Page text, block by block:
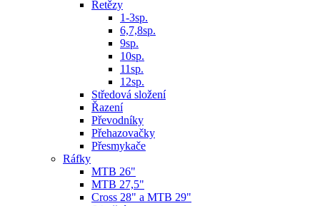
Řetězy
1-3sp.
6,7,8sp.
9sp.
10sp.
11sp.
12sp.
Středová složení
Řazení
Převodníky
Přehazovačky
Přesmykače
Ráfky
MTB 26"
MTB 27,5"
Cross 28" a MTB 29"